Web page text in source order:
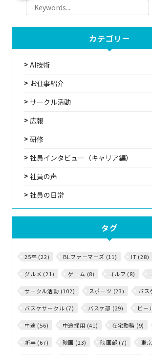
カテゴリー
AI技術
お仕事紹介
サークル活動
広報
研修
社員インタビュー（キャリア編）
社員の声
社員の日常
タグ
25卒 (22) BLファーマーズ (11) IT (28)
グルメ (21) ゲーム (8) ゴルフ (8)
サークル活動 (102) スポーツ (23) バス
バスケサークル (7) バスケ部 (29) ビー
中途 (56) 中途採用 (41) 在宅勤務 (9)
新卒 (67) 映画 (23) 映画部 (7) 東